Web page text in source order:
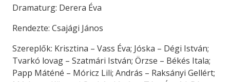
Dramaturg: Derera Éva
Rendezte: Csajági János
Szereplők: Krisztina – Vass Éva; Jóska – Dégi István;
Tvarkó lovag – Szatmári István; Örzse – Békés Itala;
Papp Máténé – Móricz Lili; András – Raksányi Gellért;